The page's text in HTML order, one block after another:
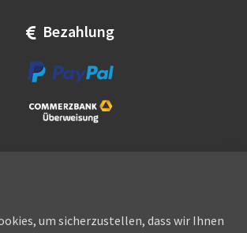
Bezahlung
um sicherzustellen, dass wir Ihnen